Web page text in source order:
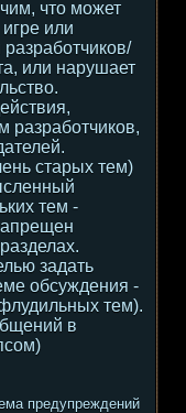
что может
или
или нарушает
разработчиков,
старых тем)
тем -
задать
обсуждения -
тем).
в
предупреждений